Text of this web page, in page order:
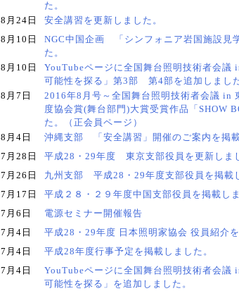
た。
8月24日
安全講習を更新しました。
8月10日
NGC中国企画 「シンフォニア岩国施設見
た。
8月10日
YouTubeページに全国舞台照明技術者会議
可能性を探る」第3部 第4部を追加しまし
8月7日
2016年8月号～全国舞台照明技術者会議 in
度協会賞(舞台部門)大賞受賞作品「SHOW
た。（正会員ページ）
8月4日
沖縄支部 「安全講習」開催のご案内を掲載
7月28日
平成28・29年度 東京支部役員を更新しま
7月26日
九州支部 平成28・29年度支部役員を掲載
7月17日
平成２８・２９年度中国支部役員を掲載しま
7月6日
電源セミナー開催報告
7月4日
平成28・29年度 日本照明家協会 役員紹介を
7月4日
平成28年度行事予定を掲載しました。
7月4日
YouTubeページに全国舞台照明技術者会議
可能性を探る」を追加しました。